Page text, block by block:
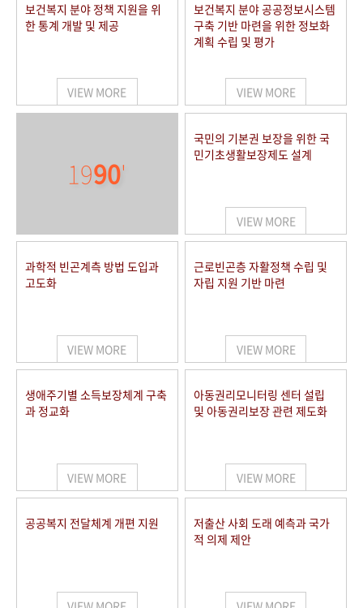
보건복지 분야 정책 지원을 위
한 통계 개발 및 제공
VIEW MORE
보건복지 분야 공공정보시스템
구축 기반 마련을 위한 정보화
계획 수립 및 평가
VIEW MORE
1990'
국민의 기본권 보장을 위한 국
민기초생활보장제도 설계
VIEW MORE
과학적 빈곤계측 방법 도입과
고도화
VIEW MORE
근로빈곤층 자활정책 수립 및
자립 지원 기반 마련
VIEW MORE
생애주기별 소득보장체계 구축
과 정교화
VIEW MORE
아동권리모니터링 센터 설립
및 아동권리보장 관련 제도화
VIEW MORE
공공복지 전달체계 개편 지원
저출산 사회 도래 예측과 국가
적 의제 제안